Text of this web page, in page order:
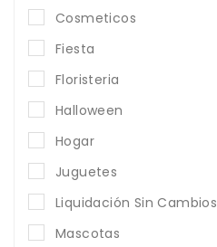
Cosmeticos
Fiesta
Floristeria
Halloween
Hogar
Juguetes
Liquidación Sin Cambios
Mascotas